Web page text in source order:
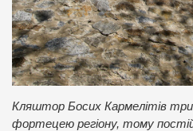
Кляштор Босих Кармелітів
фортецею регіону, тому